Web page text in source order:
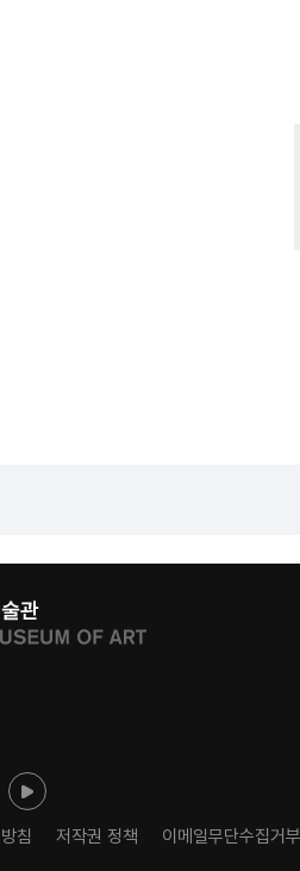
침 저작권 정책 이메일무단수집거부